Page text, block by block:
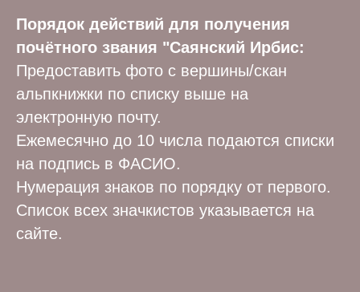
Порядок действий для получения
почётного звания "Саянский Ирбис:
Предоставить фото с вершины/скан
альпкнижки по списку выше на
электронную почту.
Ежемесячно до 10 числа подаются списки
на подпись в ФАСИО.
Нумерация знаков по порядку от первого.
Список всех значкистов указывается на
сайте.